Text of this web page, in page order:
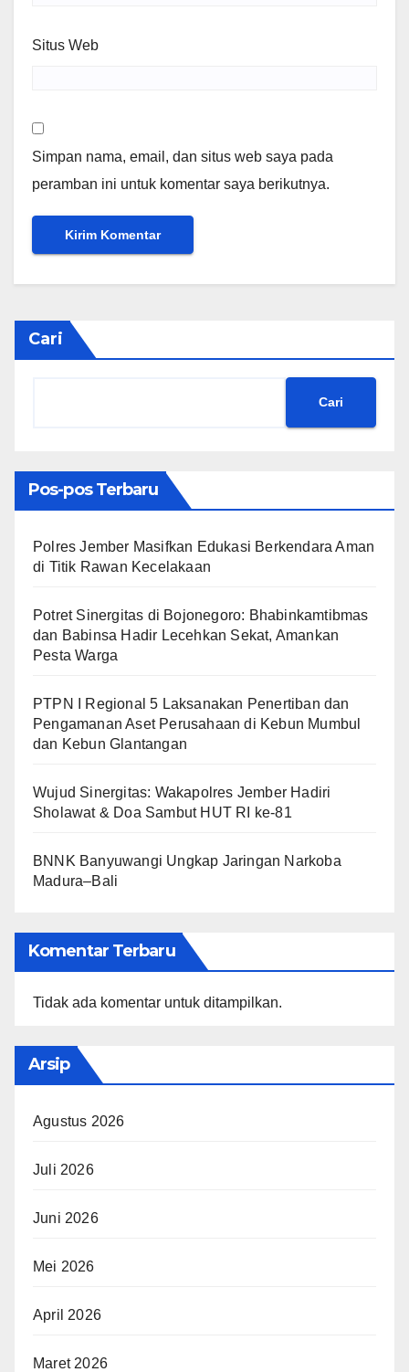
Situs Web
Simpan nama, email, dan situs web saya pada
peramban ini untuk komentar saya berikutnya.
Cari
Cari
Pos-pos Terbaru
Polres Jember Masifkan Edukasi Berkendara Aman
di Titik Rawan Kecelakaan
​Potret Sinergitas di Bojonegoro: Bhabinkamtibmas
dan Babinsa Hadir Lecehkan Sekat, Amankan
Pesta Warga
PTPN I Regional 5 Laksanakan Penertiban dan
Pengamanan Aset Perusahaan di Kebun Mumbul
dan Kebun Glantangan
Wujud Sinergitas: Wakapolres Jember Hadiri
Sholawat & Doa Sambut HUT RI ke-81
BNNK Banyuwangi Ungkap Jaringan Narkoba
Madura–Bali
Komentar Terbaru
Tidak ada komentar untuk ditampilkan.
Arsip
Agustus 2026
Juli 2026
Juni 2026
Mei 2026
April 2026
Maret 2026